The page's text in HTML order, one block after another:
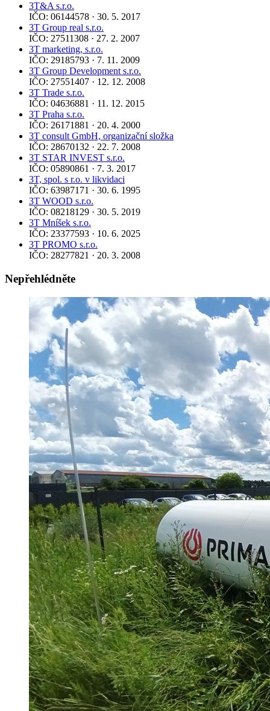
3T&A s.r.o.
IČO: 06144578 · 30. 5. 2017
3T Group real s.r.o.
IČO: 27511308 · 27. 2. 2007
3T marketing, s.r.o.
IČO: 29185793 · 7. 11. 2009
3T Group Development s.r.o.
IČO: 27551407 · 12. 12. 2008
3T Trade s.r.o.
IČO: 04636881 · 11. 12. 2015
3T Praha s.r.o.
IČO: 26171881 · 20. 4. 2000
3T consult GmbH, organizační složka
IČO: 28670132 · 22. 7. 2008
3T STAR INVEST s.r.o.
IČO: 05890861 · 7. 3. 2017
3T, spol. s r.o. v likvidaci
IČO: 63987171 · 30. 6. 1995
3T WOOD s.r.o.
IČO: 08218129 · 30. 5. 2019
3T Mníšek s.r.o.
IČO: 23377593 · 10. 6. 2025
3T PROMO s.r.o.
IČO: 28277821 · 20. 3. 2008
Nepřehlédněte